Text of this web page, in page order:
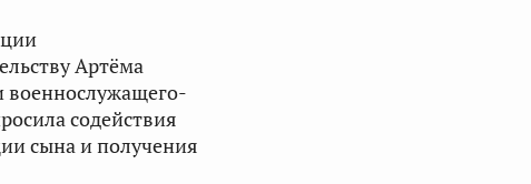
Артёма
военнослужащего-
содействия
сына и получения